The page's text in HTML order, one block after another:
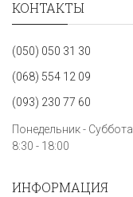
КОНТАКТЫ
(050) 050 31 30
(068) 554 12 09
(093) 230 77 60
Понедельник - Суббота
8:30 - 18:00
ИНФОРМАЦИЯ